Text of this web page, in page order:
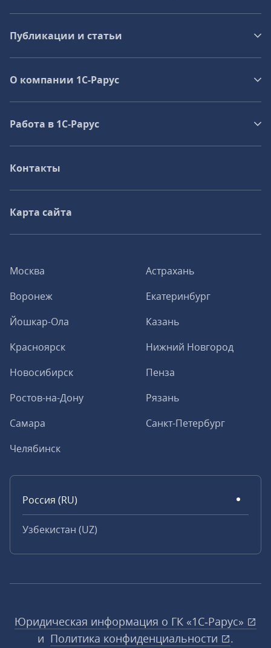
Москва
Астрахань
Воронеж
Екатеринбург
Йошкар-Ола
Казань
Красноярск
Нижний Новгород
Новосибирск
Пенза
Ростов-на-Дону
Рязань
Самара
Санкт-Петербург
Челябинск
Россия (RU)
Узбекистан (UZ)
Публикации и статьи
О компании 1C-Рарус
Работа в 1С‑Рарус
Контакты
Карта сайта
Юридическая информация о ГК «1С‑Рарус»
и Политика конфиденциальности
.